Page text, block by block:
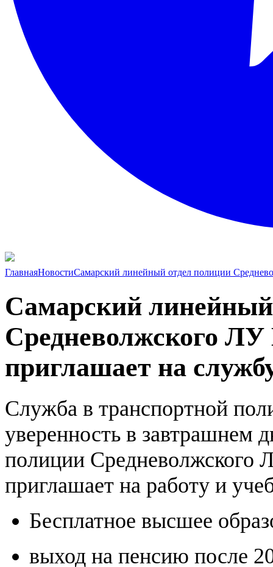
ГлавнаяНовостиСамарский линейный отдел полиции
Самарский
Средневолжского
приглашает на
Служба в транспортной
уверенность в завтрашнем
полиции Средневолжского
приглашает на работу и
Бесплатное высшее
выход на пенсию после